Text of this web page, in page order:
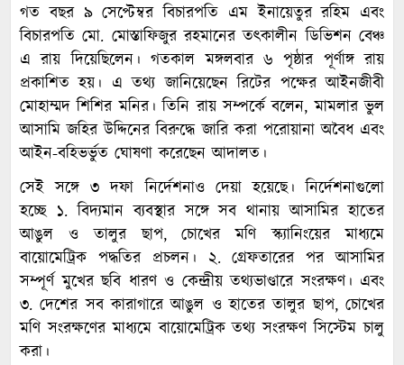
গত বছর ৯ সেপ্টেম্বর বিচারপতি এম ইনায়েতুর রহিম এবং
বিচারপতি মো. মোস্তাফিজুর রহমানের তৎকালীন ডিভিশন বেঞ্চ
এ রায় দিয়েছিলেন। গতকাল মঙ্গলবার ৬ পৃষ্ঠার পূর্ণাঙ্গ রায়
প্রকাশিত হয়। এ তথ্য জানিয়েছেন রিটের পক্ষের আইনজীবী
মোহাম্মদ শিশির মনির। তিনি রায় সম্পর্কে বলেন, মামলার ভুল
আসামি জহির উদ্দিনের বিরুদ্ধে জারি করা পরোয়ানা অবৈধ এবং
আইন-বহিভর্ভুত ঘোষণা করেছেন আদালত।
সেই সঙ্গে ৩ দফা নির্দেশনাও দেয়া হয়েছে। নির্দেশনাগুলো
হচ্ছে ১. বিদ্যমান ব্যবস্থার সঙ্গে সব থানায় আসামির হাতের
আঙুল ও তালুর ছাপ, চোখের মণি স্ক্যানিংয়ের মাধ্যমে
বায়োমেট্রিক পদ্ধতির প্রচলন। ২. গ্রেফতারের পর আসামির
সম্পূর্ণ মুখের ছবি ধারণ ও কেন্দ্রীয় তথ্যভাণ্ডারে সংরক্ষণ। এবং
৩. দেশের সব কারাগারে আঙুল ও হাতের তালুর ছাপ, চোখের
মণি সংরক্ষণের মাধ্যমে বায়োমেট্রিক তথ্য সংরক্ষণ সিস্টেম চালু
করা।